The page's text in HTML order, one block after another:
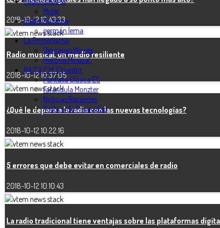
2018-10-12 10:43:33
Radio musical, un medio resiliente
2018-10-12 10:37:05
¿Qué le depara a la radio con las nuevas tecnologías?
2018-10-12 10:22:16
5 errores que debe evitar en comerciales de radio
2018-10-12 10:10:43
La radio tradicional tiene ventajas sobre las plataformas
Mujer
Radio Moderna
germán lema
La Primerísima
Descagas Movies
Historia Musical.
94.7 X F.M. Ecuador.
Pantalla Clásica EC
Farándula Monzter
Noticias Recientes
Politica de Privacidad